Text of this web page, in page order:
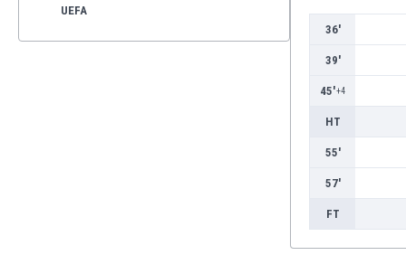
UEFA
36'
39'
45'+4
HT
55'
57'
FT